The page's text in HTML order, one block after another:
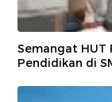
Semangat HUT
Pendidikan di